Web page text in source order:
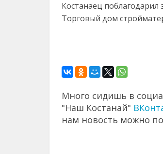
Костанаец поблагодарил
Торговый дом
Много сидишь в
"Наш Костанай"
нам новость можно